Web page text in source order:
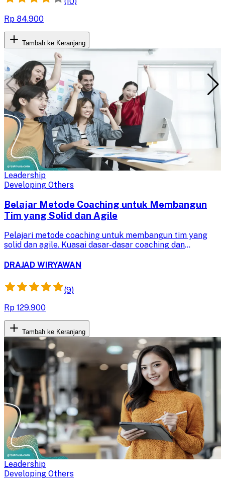
Rp 84.900
Tambah ke Keranjang
Leadership
Developing Others
Belajar Metode Coaching untuk Membangun
Tim yang Solid dan Agile
Pelajari metode coaching untuk membangun tim yang
solid dan agile. Kuasai dasar-dasar coaching dan
adaptasi pasar yang cepat dan hasil optimal.
DRAJAD WIRYAWAN
(9)
Rp 129.900
Tambah ke Keranjang
Leadership
Developing Others